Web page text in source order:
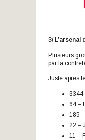
3/
Plusieurs
par la
Juste après
3344
64 –
185
22 –
11 –